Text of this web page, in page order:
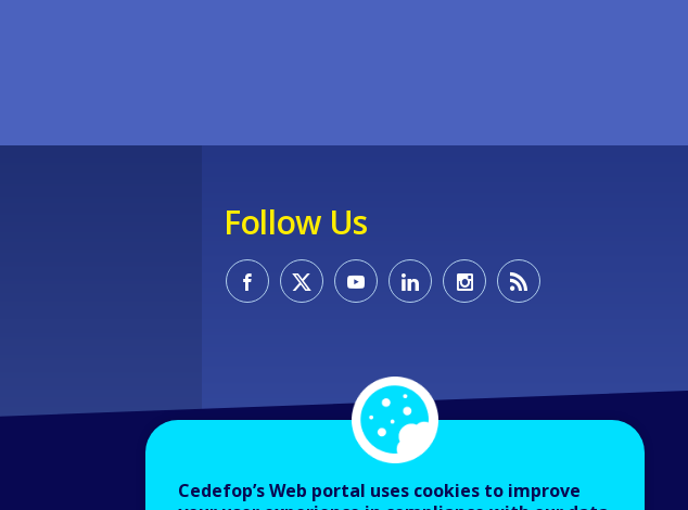
Follow Us
Cedefop’s Web portal uses cookies to improve